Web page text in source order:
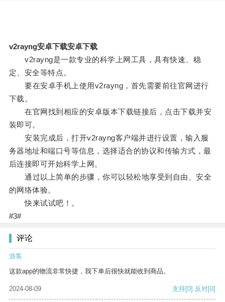
v2rayng安卓下载安卓下载
v2rayng是一款专业的科学上网工具，具有快速、稳
定、安全等特点。
要在安卓手机上使用v2rayng，首先需要前往官网进行
下载。
在官网找到相应的安卓版本下载链接后，点击下载并安
装即可。
安装完成后，打开v2rayng客户端并进行设置，输入服
务器地址和端口号等信息，选择适合的协议和传输方式，最
后连接即可开始科学上网。
通过以上简单的步骤，你可以轻松地享受到自由、安全
的网络体验。
快来试试吧！。
#3#
评论
游客
这款app的物流非常快捷，我下单后很快就能收到商品。
2024-08-09 支持[0] 反对[0]